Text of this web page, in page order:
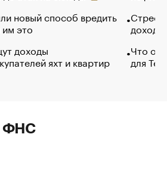
новый способ вредить
это
доходы
яхт и квартир
Что
для
ФНС